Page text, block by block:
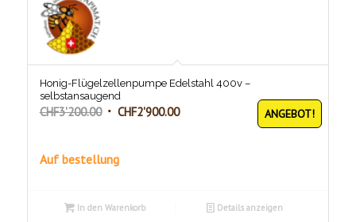
Honig-Flügelzellenpumpe Edelstahl 400v –
selbstansaugend
CHF3'200.00 Ursprünglicher
CHF3'200.00
CHF2'900.00Aktueller
ANGEBOT!
Auf bestellung
In den Warenkorb Details anzeigen